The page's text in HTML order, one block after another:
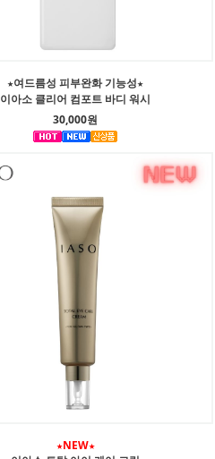
★여드름성 피부완화 기능성★
이아소 클리어 컴포트 바디 워시
30,000원
★NEW★